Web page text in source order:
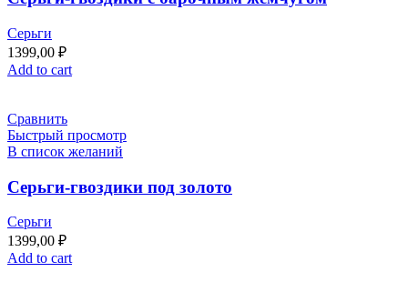
Серьги
1399,00 ₽
Add to cart
Сравнить
Быстрый просмотр
В список желаний
Серьги-гвоздики под золото
Серьги
1399,00 ₽
Add to cart